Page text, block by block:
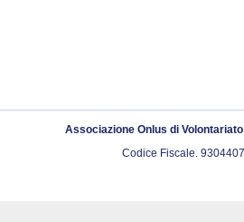
Associazione Onlus di
Codice Fiscale.